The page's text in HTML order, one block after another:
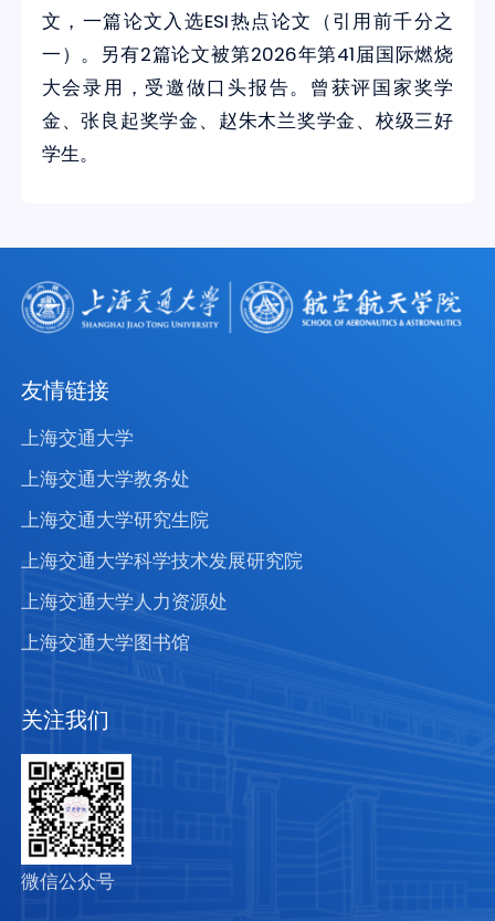
文，一篇论文入选ESI热点论文（引用前千分之
一）。另有2篇论文被第2026年第41届国际燃烧
大会录用，受邀做口头报告。曾获评国家奖学
金、张良起奖学金、赵朱木兰奖学金、校级三好
学生。
友情链接
上海交通大学
上海交通大学教务处
上海交通大学研究生院
上海交通大学科学技术发展研究院
上海交通大学人力资源处
上海交通大学图书馆
关注我们
微信公众号